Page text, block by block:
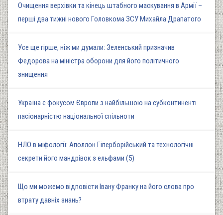
Очищення верхівки та кінець штабного маскування в Армії –
перші два тижні нового Головкома ЗСУ Михайла Драпатого
Усе ще гірше, ніж ми думали: Зеленський призначив
Федорова на міністра оборони для його політичного
знищення
Україна є фокусом Європи з найбільшою на субконтиненті
пасіонарністю національної спільноти
НЛО в міфології: Аполлон Гіперборійський та технологічні
секрети його мандрівок з ельфами (5)
Що ми можемо відповісти Івану Франку на його слова про
втрату давніх знань?